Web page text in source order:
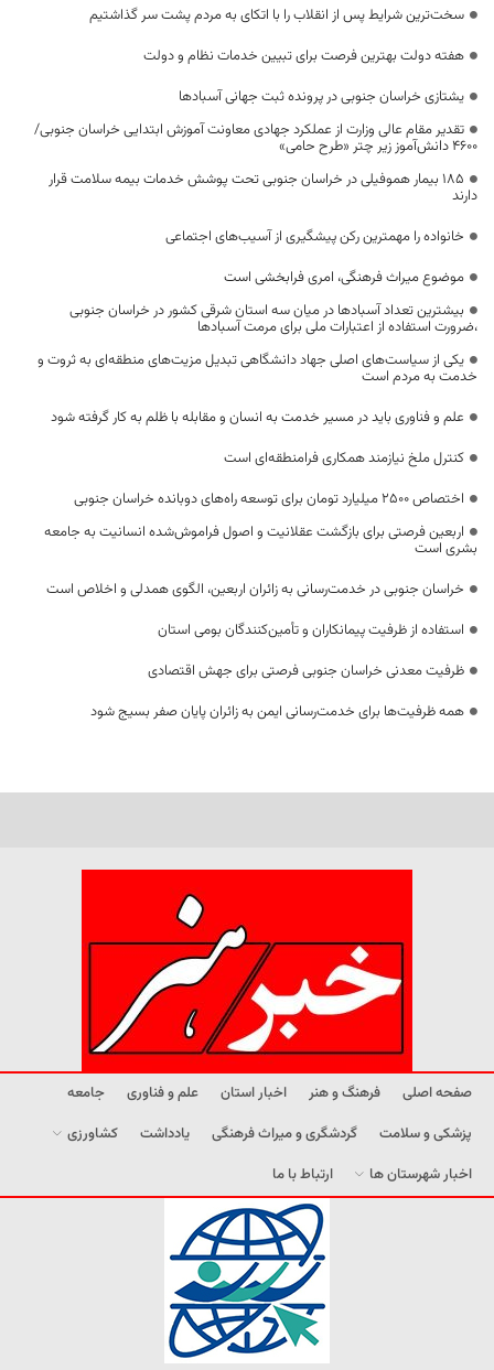
سخت‌ترین شرایط پس از انقلاب را با اتکای به مردم پشت سر گذاشتیم
هفته دولت بهترین فرصت برای تبیین خدمات نظام و دولت
یشتازی خراسان جنوبی در پرونده ثبت جهانی آسبادها
تقدیر مقام عالی وزارت از عملکرد جهادی معاونت آموزش ابتدایی خراسان جنوبی/
۴۶۰۰ دانش‌آموز زیر چتر «طرح حامی»
۱۸۵ بیمار هموفیلی در خراسان جنوبی تحت پوشش خدمات بیمه سلامت قرار
دارند
خانواده را مهمترین رکن پیشگیری از آسیب‌های اجتماعی
موضوع میراث فرهنگی، امری فرابخشی است
بیشترین تعداد آسبادها در میان سه استان شرقی کشور در خراسان جنوبی
،ضرورت استفاده از اعتبارات ملی برای مرمت آسبادها
یکی از سیاست‌های اصلی جهاد دانشگاهی تبدیل مزیت‌های منطقه‌ای به ثروت و
خدمت به مردم است
علم و فناوری باید در مسیر خدمت به انسان و مقابله با ظلم به کار گرفته شود
کنترل ملخ نیازمند همکاری فرامنطقه‌ای است
اختصاص 2500 میلیارد تومان برای توسعه راه‌های دوبانده خراسان جنوبی
اربعین فرصتی برای بازگشت عقلانیت و اصول فراموش‌شده انسانیت به جامعه
بشری است
خراسان جنوبی در خدمت‌رسانی به زائران اربعین، الگوی همدلی و اخلاص است
استفاده از ظرفیت پیمانکاران و تأمین‌کنندگان بومی استان
ظرفیت معدنی خراسان جنوبی فرصتی برای جهش اقتصادی
همه ظرفیت‌ها برای خدمت‌رسانی ایمن به زائران پایان صفر بسیج شود
صفحه اصلی فرهنگ و هنر اخبار استان علم و فناوری
جامعه
پزشکی و سلامت
گردشگری و میراث فرهنگی یادداشت
کشاورزی
اخبار شهرستان ها
ارتباط با ما